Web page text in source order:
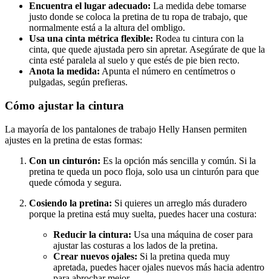
Encuentra el lugar adecuado: La medida debe tomarse
justo donde se coloca la pretina de tu ropa de trabajo, que
normalmente está a la altura del ombligo.
Usa una cinta métrica flexible: Rodea tu cintura con la
cinta, que quede ajustada pero sin apretar. Asegúrate de que la
cinta esté paralela al suelo y que estés de pie bien recto.
Anota la medida: Apunta el número en centímetros o
pulgadas, según prefieras.
Cómo ajustar la cintura
La mayoría de los pantalones de trabajo Helly Hansen permiten
ajustes en la pretina de estas formas:
Con un cinturón: Es la opción más sencilla y común. Si la
pretina te queda un poco floja, solo usa un cinturón para que
quede cómoda y segura.
Cosiendo la pretina: Si quieres un arreglo más duradero
porque la pretina está muy suelta, puedes hacer una costura:
Reducir la cintura: Usa una máquina de coser para
ajustar las costuras a los lados de la pretina.
Crear nuevos ojales: Si la pretina queda muy
apretada, puedes hacer ojales nuevos más hacia adentro